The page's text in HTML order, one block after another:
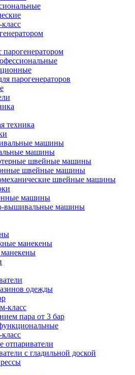
парогенераторов
техника
машины
машины
швейные машины
швейные машины
швейные машины
машины
вышивальные машины
манекены
одежды
класс
пара от 3 бар
с гладильной доской